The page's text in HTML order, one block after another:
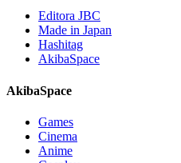
Editora JBC
Made in Japan
Hashitag
AkibaSpace
AkibaSpace
Games
Cinema
Anime